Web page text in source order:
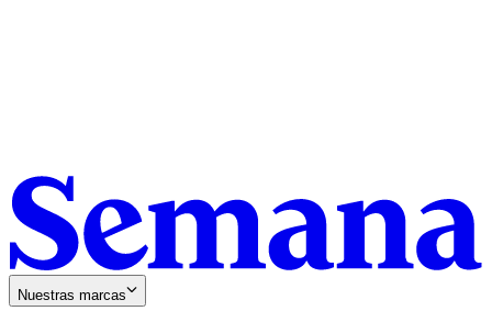
Nuestras marcas